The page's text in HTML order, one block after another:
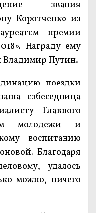
звания
Коротченко из
премии
Награду ему
Владимир Путин.
поездки
собеседница
Главного
молодежи и
воспитанию
Благодаря
удалось
можно, ничего